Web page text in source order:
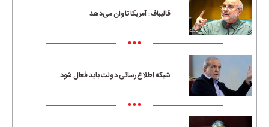
قالیباف: آمریکا تاوان می‌دهد
•••
شبکه اطلاع‌رسانی دولت باید فعال شود
•••